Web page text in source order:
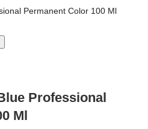
Permanent Color 100 Ml
Professional
Ml